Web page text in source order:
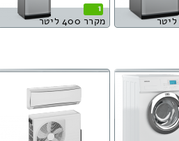
1
מקרר 400 ליטר